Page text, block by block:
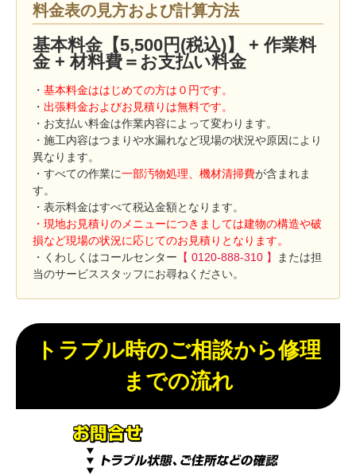
料金表の見方および計算方法
基本料金【5,500円(税込)】 + 作業料
金 + 材料費＝お支払い料金
・ 基本料金ははじめての方は０円です。
・ 出張料金およびお見積りは無料です。
・お支払い料金は作業内容によって変わります。
・施工内容はつまりや水漏れなど現場の状況や原因により
異なります。
・すべての作業に一部汚物処理、機材清掃費が含まれま
す。
・表示料金はすべて税込金額となります。
・現地お見積りのメニューにつきましては建物の構造や破
損など現場の状況に応じてのお見積りとなります。
・くわしくはコールセンター 【 0120-888-310 】
または担
当のサービススタッフにお尋ねください。
トラブル時のご相談から修理
までの流れ